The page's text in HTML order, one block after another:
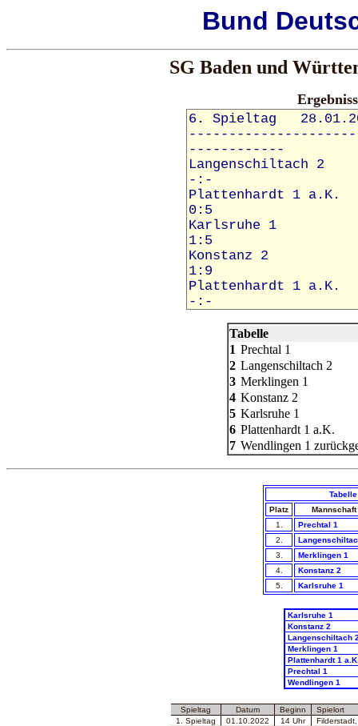
Bund
SG Baden und
Tabelle
1 Prechtal 1
2 Langenschiltach 2
3 Merklingen 1
4 Konstanz 2
5 Karlsruhe 1
6 Plattenhardt 1 a.K.
7 Wendlingen 1
Platz
Mannschaft
1.
Prechtal 1
2.
3.
Merklingen 1
4.
Konstanz 2
5.
Karlsruhe 1
Karlsruhe 1
Konstanz 2
Langenschiltach
Merklingen 1
Plattenhardt 1
Prechtal 1
Wendlingen 1
Spieltag Datum Beginn
Spielort
1. Spieltag
01.10.2022 14 Uhr